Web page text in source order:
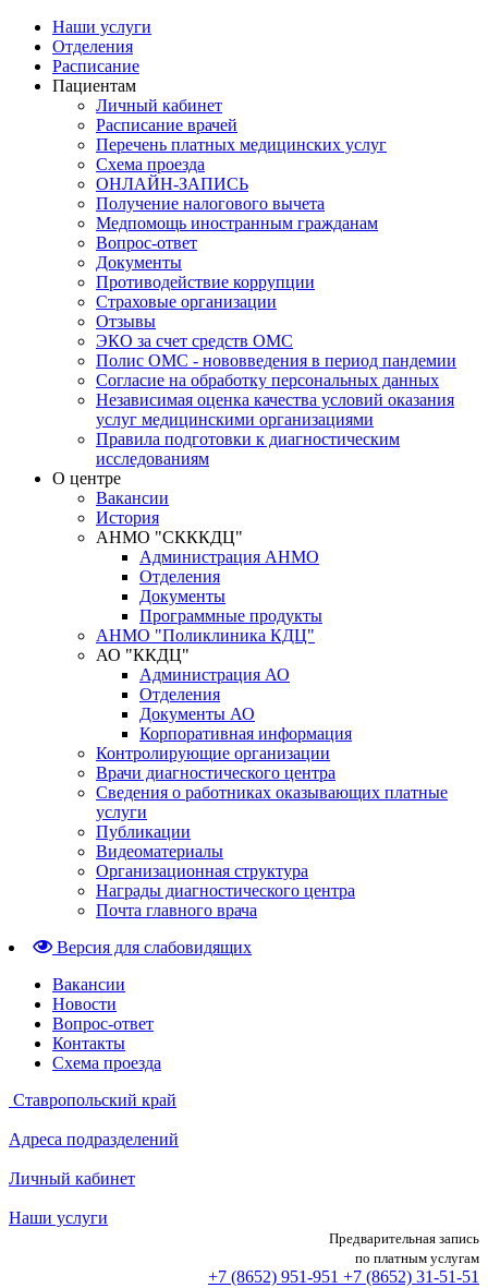
Наши услуги
Отделения
Расписание
Пациентам
Личный кабинет
Расписание врачей
Перечень платных медицинских услуг
Схема проезда
ОНЛАЙН-ЗАПИСЬ
Получение налогового вычета
Медпомощь иностранным гражданам
Вопрос-ответ
Документы
Противодействие коррупции
Страховые организации
Отзывы
ЭКО за счет средств ОМС
Полис ОМС - нововведения в период пандемии
Согласие на обработку персональных данных
Независимая оценка качества условий оказания
услуг медицинскими организациями
Правила подготовки к диагностическим
исследованиям
О центре
Вакансии
История
АНМО "СКККДЦ"
Администрация АНМО
Отделения
Документы
Программные продукты
АНМО "Поликлиника КДЦ"
АО "ККДЦ"
Администрация АО
Отделения
Документы АО
Корпоративная информация
Контролирующие организации
Врачи диагностического центра
Сведения о работниках оказывающих платные
услуги
Публикации
Видеоматериалы
Организационная структура
Награды диагностического центра
Почта главного врача
Версия для слабовидящих
Вакансии
Новости
Вопрос-ответ
Контакты
Схема проезда
Ставропольский край
Адреса подразделений
Личный кабинет
Наши услуги
Предварительная запись
по платным услугам
+7 (8652) 951-951 +7 (8652) 31-51-51